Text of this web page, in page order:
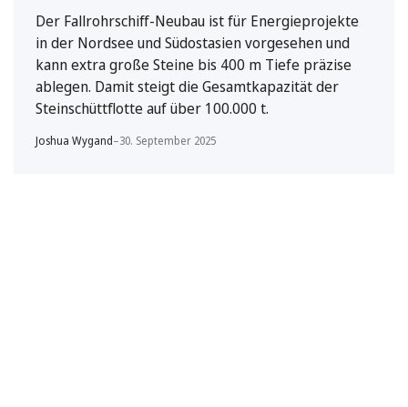
Der Fallrohrschiff-Neubau ist für Energieprojekte
in der Nordsee und Südostasien vorgesehen und
kann extra große Steine bis 400 m Tiefe präzise
ablegen. Damit steigt die Gesamtkapazität der
Steinschüttflotte auf über 100.000 t.
Joshua Wygand–30. September 2025